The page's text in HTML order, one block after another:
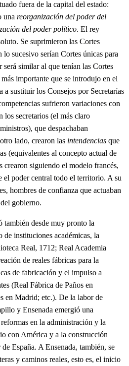
fuera de la capital del estado:
una reorganización del poder del
del poder político. El rey
Se suprimieron las Cortes
lo sucesivo serían Cortes únicas para
similar al que tenían las Cortes
importante que se introdujo en el
a sustituir los Consejos por Secretarías
sufrieron variaciones con
los secretarios (el más claro
que despachaban
lado, crearon las intendencias que
(equivalentes al concepto actual de
crearon siguiendo el modelo francés,
el poder central todo el territorio. A su
hombres de confianza que actuaban
gobierno.
también desde muy pronto la
de instituciones académicas, la
Real, 1712; Real Academia
de reales fábricas para la
de fabricación y el impulso a
(Real Fábrica de Paños en
en Madrid; etc.). De la labor de
y Ensenada emergió una
en la administración y la
con América y a la construcción
España. A Ensenada, también, se
y caminos reales, esto es, el inicio